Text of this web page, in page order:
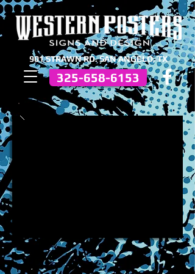
325-658-6153
901 STRAWN RD. SAN ANGELO, TX